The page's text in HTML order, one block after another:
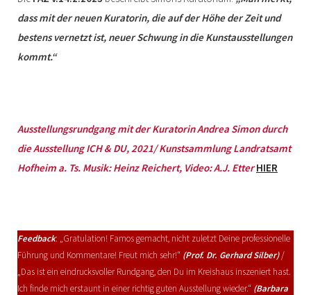
dass mit der neuen Kuratorin, die auf der Höhe der Zeit und
bestens vernetzt ist, neuer Schwung in die Kunstausstellungen
kommt.“
Ausstellungsrundgang mit der Kuratorin Andrea Simon durch
die Ausstellung ICH & DU, 2021/ Kunstsammlung Landratsamt
Hofheim a. Ts. Musik: Heinz Reichert, Video: A.J. Etter HIER
Feedback: „Gratulation! Famos gemacht, nicht zuletzt Deine professionelle
Führung und Kommentare! Freut mich sehr!“ (Prof. Dr. Gerhard Silber)/
„Das ist ein eindrucksvoller Rundgang, den Du im Kreishaus inszeniert hast.
Ich finde mich erstaunt in einer richtig guten Ausstellung wieder.“ (Barbara